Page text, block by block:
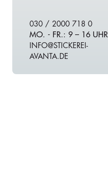
030 / 2000 718 0
MO. - FR.: 9 – 16 UHR
INFO@STICKEREI-
AVANTA.DE